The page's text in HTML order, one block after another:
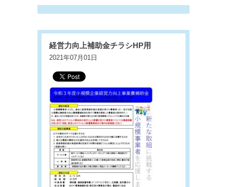
経営力向上補助金チラシHP用
2021年07月01日